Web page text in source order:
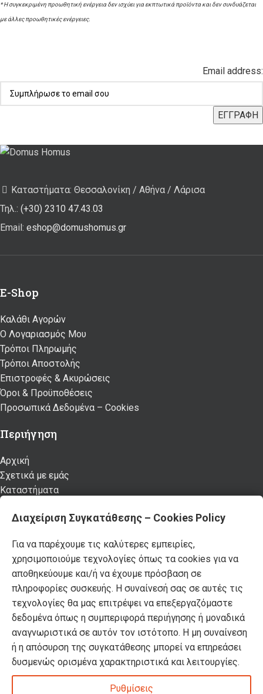
* Η συγκεκριμένη προωθητική ενέργεια δεν ισχύει για εκπτωτικά προϊόντα και δεν συνδυάζεται
με άλλες προωθητικές ενέργειες.
Email address:
Καταστήματα: Θεσσαλονίκη / Αθήνα / Λάρισα
Τηλ.: (+30) 2310 47.43.03
Email: eshop@domushomus.gr
E-Shop
Καλάθι Αγορών
Ο Λογαριασμός Μου
Τρόποι Πληρωμής
Τρόποι Αποστολής
Επιστροφές & Ακυρώσεις
Όροι & Προϋποθέσεις
Προσωπικά Δεδομένα – Cookies
Περιήγηση
Αρχική
Σχετικά με εμάς
Καταστήματα
Κατάλογος επίπλων MSA
Επικοινωνία
Πρόσφατα Άρθρα
Τελικές χειμερινές εκπτώσεις -50% σε όλα τα
προϊόντα!
Βρείτε όλα τα πασχαλινά μας είδη σε -50%
έκπτωση!
2023. developed byPYLARINOS Advertising
Διαχείριση Συγκατάθεσης – Cookies Policy
Για να παρέχουμε τις καλύτερες εμπειρίες,
χρησιμοποιούμε τεχνολογίες όπως τα cookies για να
αποθηκεύουμε και/ή να έχουμε πρόσβαση σε
πληροφορίες συσκευής. Η συναίνεσή σας σε αυτές τις
τεχνολογίες θα μας επιτρέψει να επεξεργαζόμαστε
δεδομένα όπως η συμπεριφορά περιήγησης ή μοναδικά
αναγνωριστικά σε αυτόν τον ιστότοπο. Η μη συναίνεση
ή η απόσυρση της συγκατάθεσης μπορεί να επηρεάσει
δυσμενώς ορισμένα χαρακτηριστικά και λειτουργίες.
Ρυθμίσεις